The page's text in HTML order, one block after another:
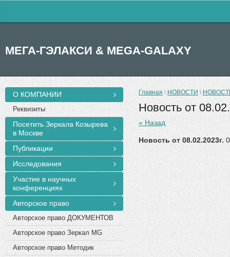
МЕГА-ГЭЛАКСИ & MEGA-GALAXY
Главная \ НОВОСТИ \
Новость от
« Назад
Новость от 08.02.2023г.
О КОМПАНИИ
Реквизиты
Посетить Зеркала Козырева
в Москве
Публикации
Исследования
Участие в научных
конференциях
Авторское право
Авторское право ДОКУМЕНТОВ
Авторское право Зеркал MG
Авторское право Методик